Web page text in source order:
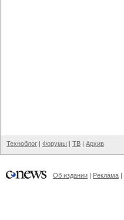
Техноблог | Форумы | ТВ | Архив
Об издании | Реклама |